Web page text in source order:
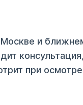
и
консультация,
при осмотре